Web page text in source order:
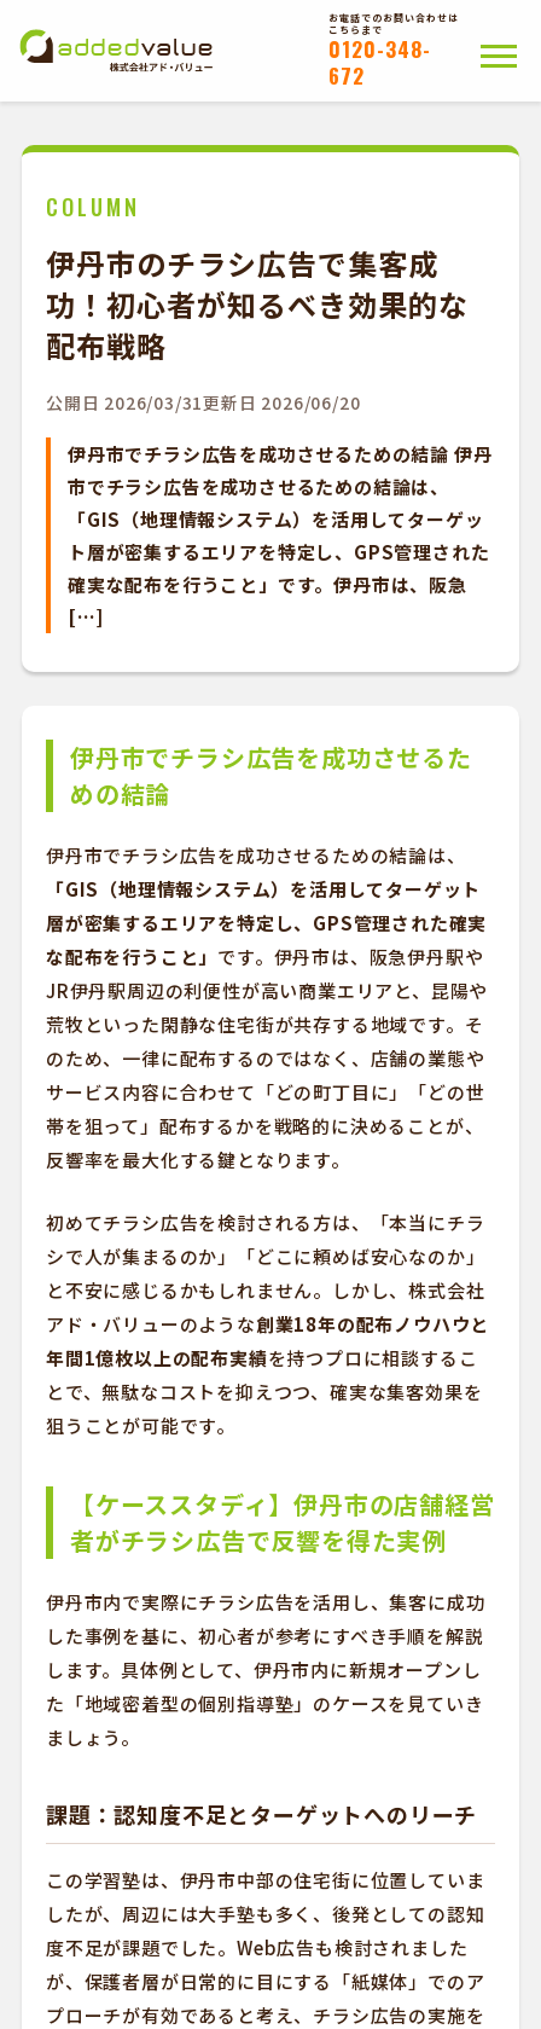
お電話でのお問い合わせは
こちらまで
0120-348-
672
お問い合わせ
かんたんWEB注文
COLUMN
伊丹市のチラシ広告で集客成
功！初心者が知るべき効果的な
配布戦略
公開日 2026/03/31更新日 2026/06/20
伊丹市でチラシ広告を成功させるための結論 伊丹
市でチラシ広告を成功させるための結論は、
「GIS（地理情報システム）を活用してターゲッ
ト層が密集するエリアを特定し、GPS管理された
確実な配布を行うこと」です。伊丹市は、阪急
[…]
伊丹市でチラシ広告を成功させるた
めの結論
伊丹市でチラシ広告を成功させるための結論は、
「GIS（地理情報システム）を活用してターゲット
層が密集するエリアを特定し、GPS管理された確実
な配布を行うこと」 です。伊丹市は、阪急伊丹駅や
JR伊丹駅周辺の利便性が高い商業エリアと、昆陽や
荒牧といった閑静な住宅街が共存する地域です。そ
のため、一律に配布するのではなく、店舗の業態や
サービス内容に合わせて「どの町丁目に」「どの世
帯を狙って」配布するかを戦略的に決めることが、
反響率を最大化する鍵となります。
初めてチラシ広告を検討される方は、「本当にチラ
シで人が集まるのか」「どこに頼めば安心なのか」
と不安に感じるかもしれません。しかし、株式会社
アド・バリューのような創業18年の配布ノウハウと
年間1億枚以上の配布実績を持つプロに相談するこ
とで、無駄なコストを抑えつつ、確実な集客効果を
狙うことが可能です。
【ケーススタディ】伊丹市の店舗経営
者がチラシ広告で反響を得た実例
伊丹市内で実際にチラシ広告を活用し、集客に成功
した事例を基に、初心者が参考にすべき手順を解説
します。具体例として、伊丹市内に新規オープンし
た「地域密着型の個別指導塾」のケースを見ていき
ましょう。
課題：認知度不足とターゲットへのリーチ
この学習塾は、伊丹市中部の住宅街に位置していま
したが、周辺には大手塾も多く、後発としての認知
度不足が課題でした。Web広告も検討されました
が、保護者層が日常的に目にする「紙媒体」でのア
プローチが有効であると考え、チラシ広告の実施を